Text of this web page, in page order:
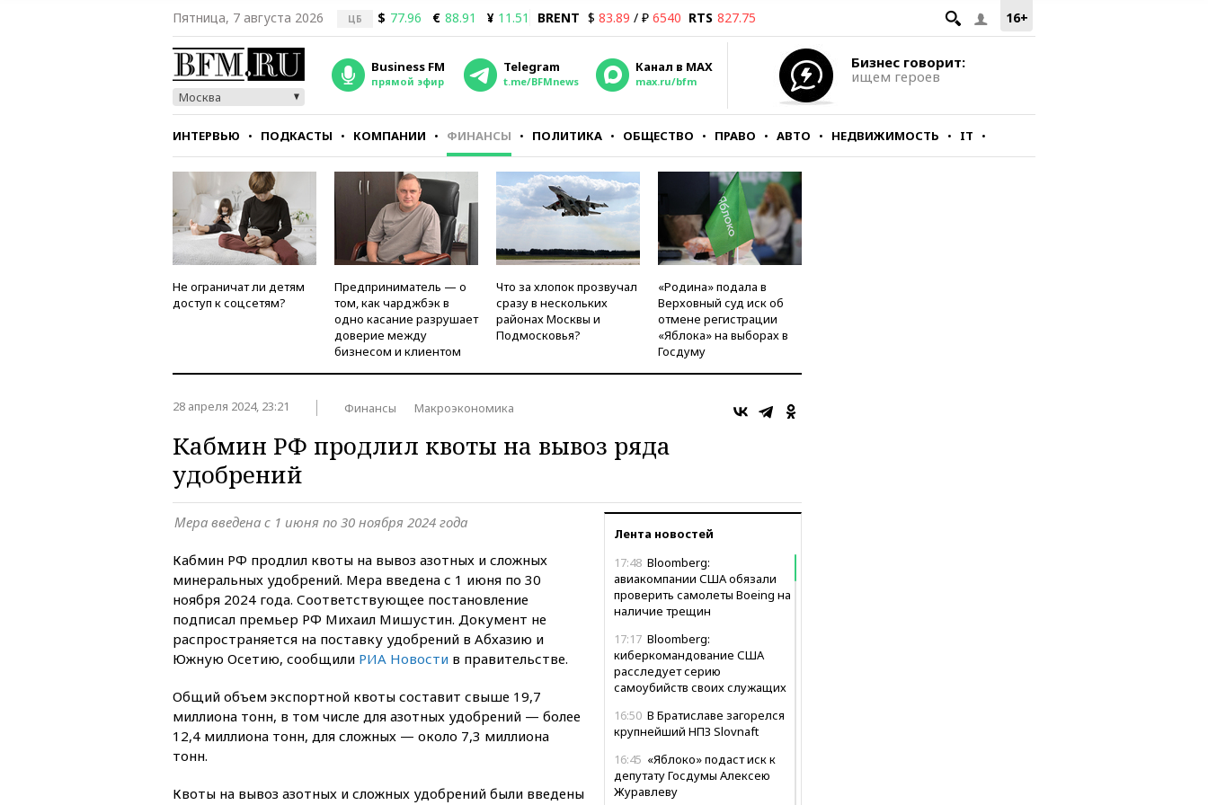
16+
Пятница, 7 августа 2026 ЦБ $ 77.96 € 88.91 ¥ 11.51 BRENT $ 83.89 / ₽ 6540 RTS 827.75
Москва
Business FM
прямой эфир
Telegram
t.me/BFMnews
Канал в MAX
max.ru/bfm
Бизнес говорит:
ищем героев
ИНТЕРВЬЮ ПОДКАСТЫ КОМПАНИИ ФИНАНСЫ ПОЛИТИКА ОБЩЕСТВО ПРАВО АВТО НЕДВИЖИМОСТЬ IT
СТИЛЬ ТЕСТЫ
Не ограничат ли детям
доступ к соцсетям?
Предприниматель — о
том, как чарджбэк в
одно касание разрушает
доверие между
бизнесом и клиентом
Что за хлопок прозвучал
сразу в нескольких
районах Москвы и
Подмосковья?
«Родина» подала в
Верховный суд иск об
отмене регистрации
«Яблока» на выборах в
Госдуму
28 апреля 2024, 23:21 Финансы Макроэкономика
Кабмин РФ продлил квоты на вывоз ряда
удобрений
Лента новостей
17:48 Bloomberg:
авиакомпании США обязали
проверить самолеты Boeing на
наличие трещин
17:17 Bloomberg:
киберкомандование США
расследует серию
самоубийств своих служащих
16:50 В Братиславе загорелся
крупнейший НПЗ Slovnaft
16:45 «Яблоко» подаст иск к
депутату Госдумы Алексею
Журавлеву
Мера введена с 1 июня по 30 ноября 2024 года
Кабмин РФ продлил квоты на вывоз азотных и сложных
минеральных удобрений. Мера введена с 1 июня по 30
ноября 2024 года. Соответствующее постановление
подписал премьер РФ Михаил Мишустин. Документ не
распространяется на поставку удобрений в Абхазию и
Южную Осетию, сообщили РИА Новости в правительстве.
Общий объем экспортной квоты составит свыше 19,7
миллиона тонн, в том числе для азотных удобрений — более
12,4 миллиона тонн, для сложных — около 7,3 миллиона
тонн.
Квоты на вывоз азотных и сложных удобрений были введены